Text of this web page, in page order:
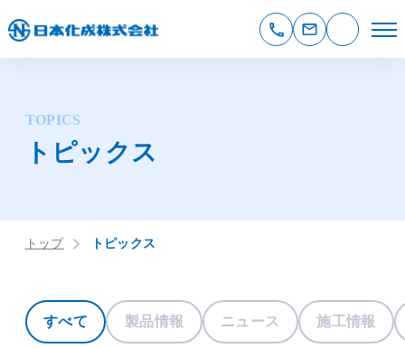
TOPICS
トピックス
トップ トピックス
すべて 製品情報 ニュース 施工情報